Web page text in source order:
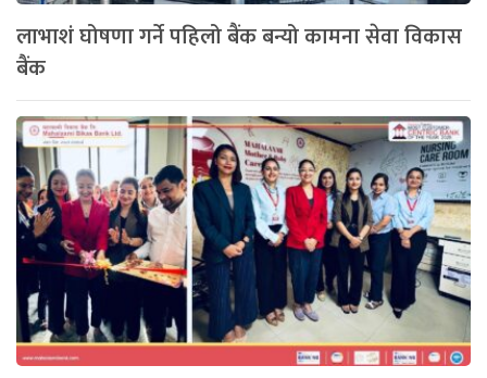
लाभाशं घोषणा गर्ने पहिलो बैंक बन्यो कामना सेवा विकास
बैंक